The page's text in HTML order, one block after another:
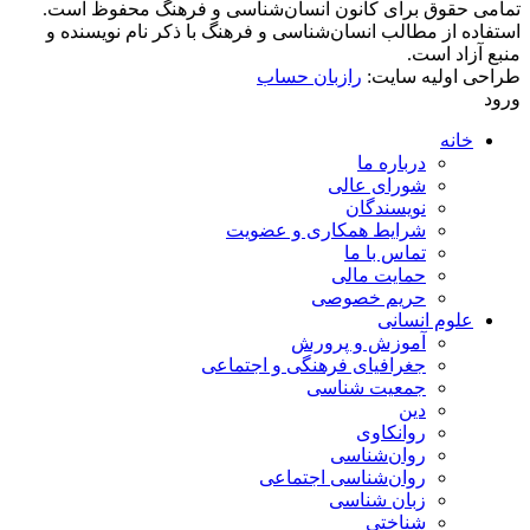
تمامی حقوق برای کانون انسان‌شناسی و فرهنگ محفوظ است.
استفاده از مطالب انسان‌شناسی و فرهنگ با ذکر نام نویسنده و
منبع آزاد است.
طراحی اولیه سایت: رازبان حساب
ورود
خانه
درباره ما
شورای عالی
نویسندگان
شرایط همکاری و عضویت
تماس با ما
حمایت مالی
حریم خصوصی
علوم انسانی
آموزش و پرورش
جغرافیای فرهنگی و اجتماعی
جمعیت شناسی
دین
روانکاوی
روان‌شناسی
روان‌شناسی اجتماعی
زبان شناسی
شناختی